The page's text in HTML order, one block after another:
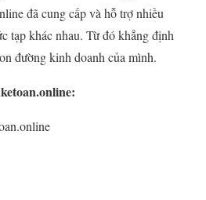
đã cung cấp và hỗ trợ nhiều
tạp khác nhau. Từ đó khẳng định
đường kinh doanh của mình.